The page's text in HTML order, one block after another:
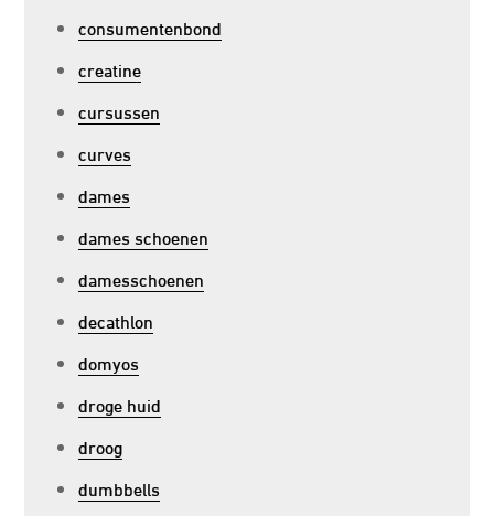
consumentenbond
creatine
cursussen
curves
dames
dames schoenen
damesschoenen
decathlon
domyos
droge huid
droog
dumbbells